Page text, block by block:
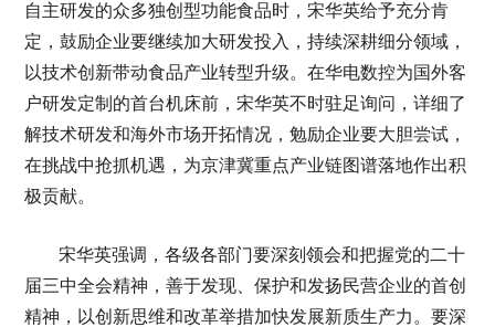
自主研发的众多独创型功能食品时，宋华英给予充分肯
定，鼓励企业要继续加大研发投入，持续深耕细分领域，
以技术创新带动食品产业转型升级。在华电数控为国外客
户研发定制的首台机床前，宋华英不时驻足询问，详细了
解技术研发和海外市场开拓情况，勉励企业要大胆尝试，
在挑战中抢抓机遇，为京津冀重点产业链图谱落地作出积
极贡献。
宋华英强调，各级各部门要深刻领会和把握党的二十
届三中全会精神，善于发现、保护和发扬民营企业的首创
精神，以创新思维和改革举措加快发展新质生产力。要深